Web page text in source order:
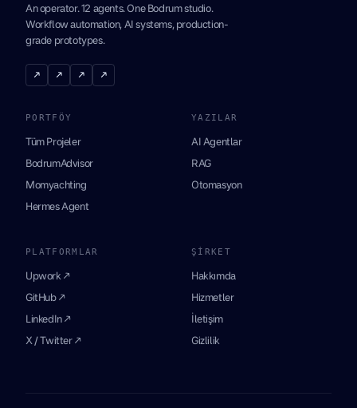
An operator. 12 agents. One Bodrum studio.
Workflow automation, AI systems, production-
grade prototypes.
↗ ↗ ↗ ↗
PORTFÖY
Tüm Projeler
BodrumAdvisor
Momyachting
Hermes Agent
YAZILAR
AI Agentlar
RAG
Otomasyon
PLATFORMLAR
Upwork ↗
GitHub ↗
LinkedIn ↗
X / Twitter ↗
ŞIRKET
Hakkımda
Hizmetler
İletişim
Gizlilik